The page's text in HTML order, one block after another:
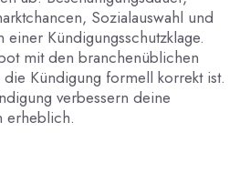
Sozialauswahl und
einer Kündigungsschutzklage.
mit den branchenüblichen
Kündigung formell korrekt ist.
verbessern deine
erheblich.